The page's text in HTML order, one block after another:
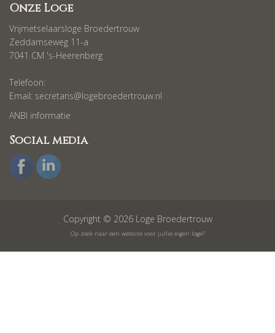
Onze Loge
Vrijmetselaarsloge Broedertrouw
Zeddamseweg 11-a
7041 CM 's-Heerenberg
Telefoon:
Email: secretaris@logebroedertrouw.nl
ANBI informatie
Social media
Copyright © 2026 Loge Broedertrouw
Op zoek naar een website voor jullie eigen loge?